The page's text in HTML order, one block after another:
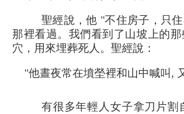
聖經說，他 "不住房子，只
那裡看過。我們看到了山坡上的
穴，用來埋葬死人。聖經說：
"他晝夜常在墳塋裡和山中喊叫,
有很多年輕人女子拿刀片